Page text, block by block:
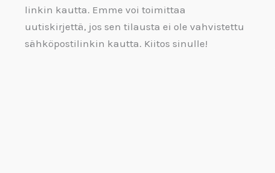
linkin kautta. Emme voi toimittaa
uutiskirjettä, jos sen tilausta ei ole vahvistettu
sähköpostilinkin kautta. Kiitos sinulle!